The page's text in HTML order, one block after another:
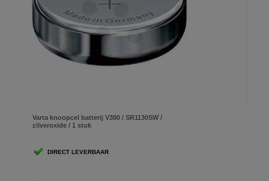
Varta knoopcel batterij V390 / SR1130SW /
zilveroxide / 1 stuk
DIRECT LEVERBAAR